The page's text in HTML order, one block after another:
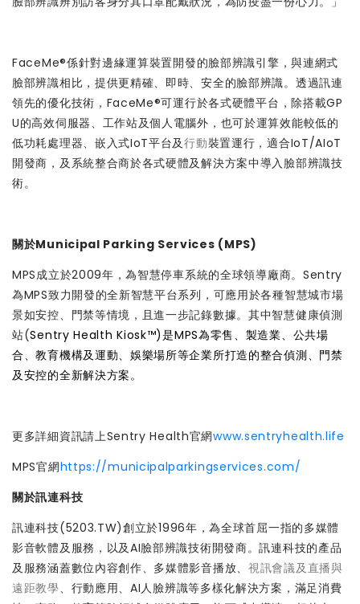
FaceMe®係針對邊緣運算裝置開發的臉部辨識引擎，與連網式
臉部辨識相比，提供更精確、即時、安全的臉部辨識。透過訊連
領先的優化技術，FaceMe®可運行於各式硬體平台，除搭載GP
U的高效伺服器、工作站及個人電腦外，也可於運算效能較低的
低功耗處理器、嵌入式IoT平台及行動裝置運行，適合IoT/AIoT
開發商，及系統整合商於各式硬體及解決方案中導入臉部辨識技
術。
關於Municipal Parking Services (MPS)
MPS成立於2009年，為智慧停車系統的全球領導廠商。Sentry
為MPS致力開發的全新智慧平台系列，可應用於各種智慧城市場
景如安控、門禁等情境，且進一步記錄數據。其中智慧健康偵測
站(Sentry Health Kiosk™)是MPS為零售、製造業、公共場
合、教育機構及運動、娛樂場所等企業所打造的整合偵測、門禁
及安控的全新解決方案。
更多詳細資訊請上Sentry Health官網www.sentryhealth.life
MPS官網https://municipalparkingservices.com/
關於訊連科技
訊連科技(5203.TW)創立於1996年，為全球首屈一指的多媒體
影音軟體及服務，以及AI臉部辨識技術開發商。訊連科技的產品
及服務涵蓋數位內容創作、多媒體影音播放、 視訊會議及直播與
遠距教學、行動應用、AI人臉辨識等多樣化解決方案，滿足消費